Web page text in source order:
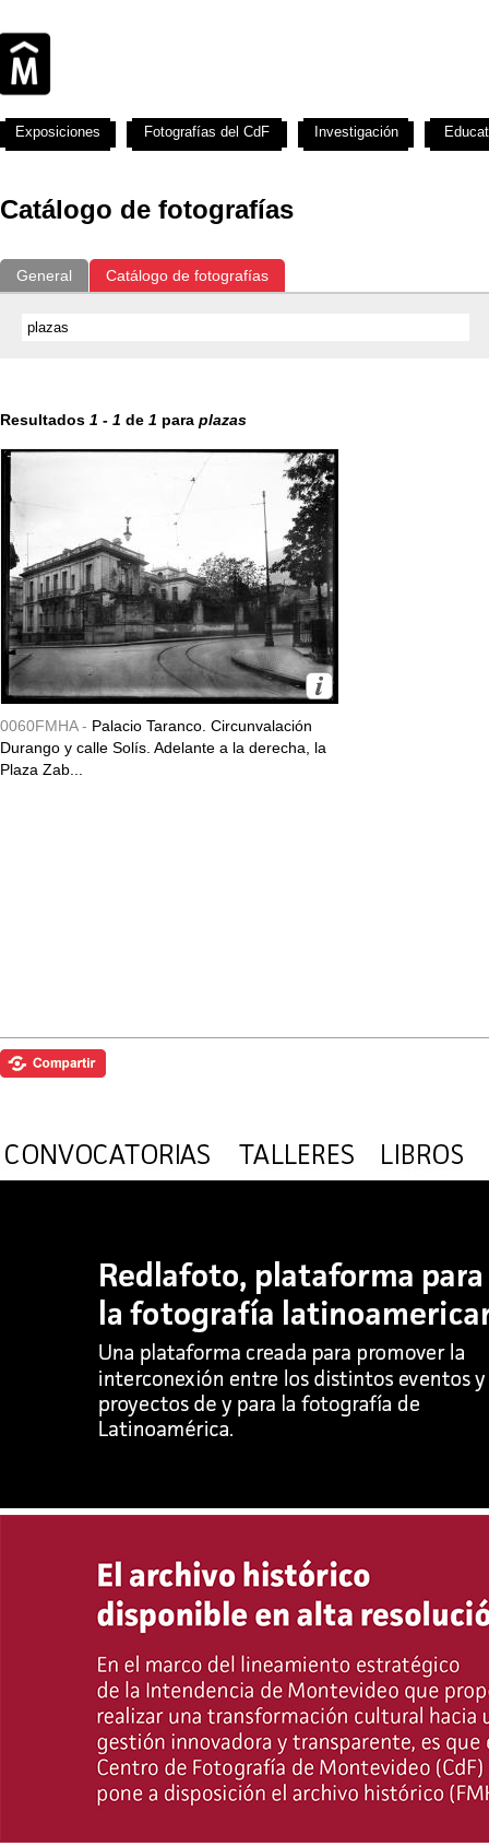
Catálogo de fotografías
General Catálogo de fotografías
Resultados 1 - 1 de 1 para plazas
0060FMHA - Palacio Taranco. Circunvalación
Durango y calle Solís. Adelante a la derecha, la
Plaza Zab...
Exposiciones Fotografías del CdF Investigación